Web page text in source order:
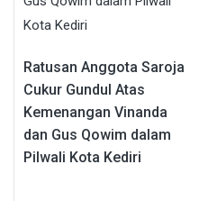
Ratusan Anggota Saroja
Cukur Gundul Atas
Kemenangan Vinanda
dan Gus Qowim dalam
Pilwali Kota Kediri